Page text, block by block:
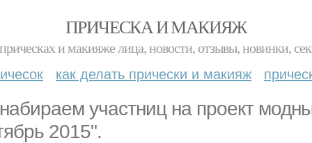
ПРИЧЕСКА И МАКИЯЖ
и макияже лица, новости, отзывы, новинки,
как делать прически и макияж
участниц на проект
2015".